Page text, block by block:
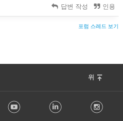
답변 작성 인용
포럼 스레드 보기
위
Youtube LinkedIn